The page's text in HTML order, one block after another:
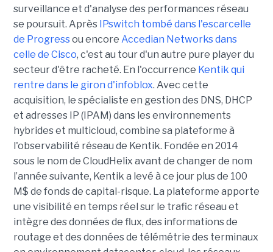
surveillance et d'analyse des performances réseau
se poursuit. Après IPswitch tombé dans l'escarcelle
de Progressou encore Accedian Networks dans
celle de Cisco, c'est au tour d'un autre pure player du
secteur d'être racheté. En l'occurrence Kentik qui
rentre dans le giron d'infoblox. Avec cette
acquisition, le spécialiste en gestion des DNS, DHCP
et adresses IP (IPAM) dans les environnements
hybrides et multicloud, combine sa plateforme à
l'observabilité réseau de Kentik. Fondée en 2014
sous le nom de CloudHelix avant de changer de nom
l’année suivante, Kentik a levé à ce jour plus de 100
M$ de fonds de capital-risque. La plateforme apporte
une visibilité en temps réel sur le trafic réseau et
intègre des données de flux, des informations de
routage et des données de télémétrie des terminaux